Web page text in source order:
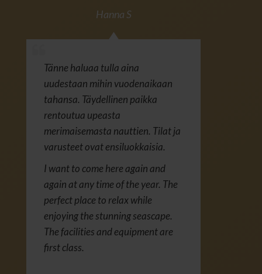
Hanna S
Tänne haluaa tulla aina
uudestaan mihin vuodenaikaan
tahansa. Täydellinen paikka
rentoutua upeasta
merimaisemasta nauttien. Tilat ja
varusteet ovat ensiluokkaisia.
I want to come here again and
again at any time of the year. The
perfect place to relax while
enjoying the stunning seascape.
The facilities and equipment are
first class.